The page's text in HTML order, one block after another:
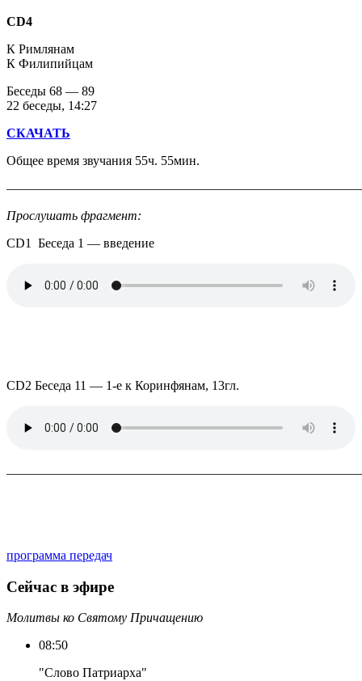
CD4
К Римлянам
К Филипийцам
Беседы 68 — 89
22 беседы, 14:27
СКАЧАТЬ
Общее время звучания 55ч. 55мин.
Прослушать фрагмент:
CD1 Беседа 1 — введение
CD2 Беседа 11 — 1-е к Коринфянам, 13гл.
программа передач
Сейчас в эфире
Молитвы ко Святому Причащению
08:50
"Слово Патриарха"